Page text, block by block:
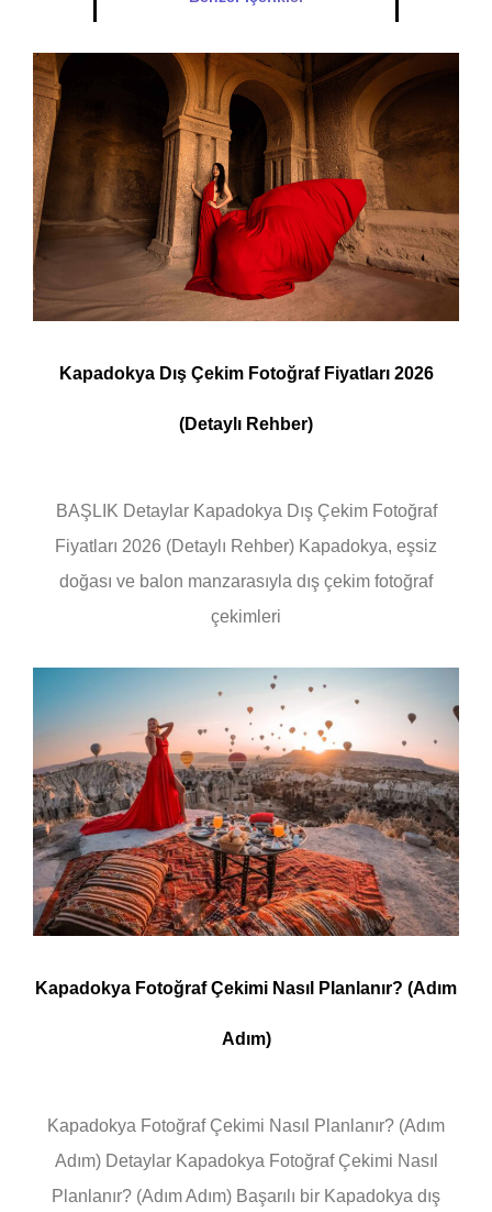
Kapadokya Dış Çekim Fotoğraf Fiyatları 2026
(Detaylı Rehber)
BAŞLIK Detaylar Kapadokya Dış Çekim Fotoğraf
Fiyatları 2026 (Detaylı Rehber) Kapadokya, eşsiz
doğası ve balon manzarasıyla dış çekim fotoğraf
çekimleri
Kapadokya Fotoğraf Çekimi Nasıl Planlanır? (Adım
Adım)
Kapadokya Fotoğraf Çekimi Nasıl Planlanır? (Adım
Adım) Detaylar Kapadokya Fotoğraf Çekimi Nasıl
Planlanır? (Adım Adım) Başarılı bir Kapadokya dış